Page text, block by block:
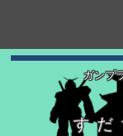
ガンプ
す